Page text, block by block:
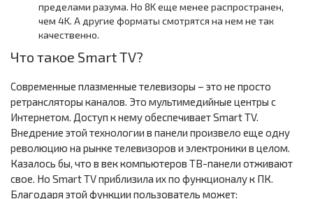
пределами разума. Но 8K еще менее распространен,
чем 4K. А другие форматы смотрятся на нем не так
качественно.
Что такое Smart TV?
Современные плазменные телевизоры – это не просто
ретрансляторы каналов. Это мультимедийные центры с
Интернетом. Доступ к нему обеспечивает Smart TV.
Внедрение этой технологии в панели произвело еще одну
революцию на рынке телевизоров и электроники в целом.
Казалось бы, что в век компьютеров ТВ-панели отживают
свое. Но Smart TV приблизила их по функционалу к ПК.
Благодаря этой функции пользователь может: